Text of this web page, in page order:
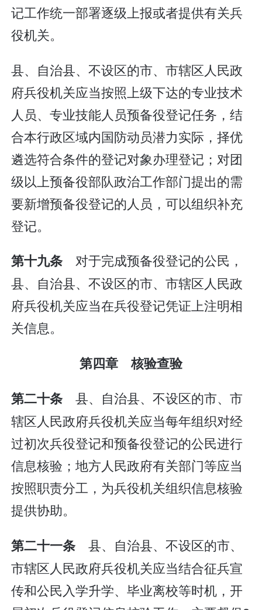
记工作统一部署逐级上报或者提供有关兵
役机关。
县、自治县、不设区的市、市辖区人民政
府兵役机关应当按照上级下达的专业技术
人员、专业技能人员预备役登记任务，结
合本行政区域内国防动员潜力实际，择优
遴选符合条件的登记对象办理登记；对团
级以上预备役部队政治工作部门提出的需
要新增预备役登记的人员，可以组织补充
登记。
第十九条对于完成预备役登记的公民，
县、自治县、不设区的市、市辖区人民政
府兵役机关应当在兵役登记凭证上注明相
关信息。
第四章 核验查验
第二十条 县、自治县、不设区的市、市
辖区人民政府兵役机关应当每年组织对经
过初次兵役登记和预备役登记的公民进行
信息核验；地方人民政府有关部门等应当
按照职责分工，为兵役机关组织信息核验
提供协助。
第二十一条 县、自治县、不设区的市、
市辖区人民政府兵役机关应当结合征兵宣
传和公民入学升学、毕业离校等时机，开